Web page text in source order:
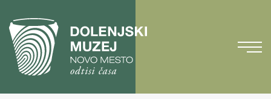
vsebinoNa
glavni
meni